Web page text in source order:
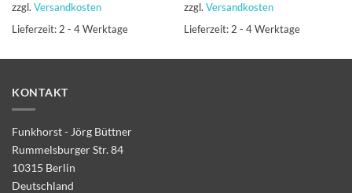
zzgl. Versandkosten
Lieferzeit:2 - 4 Werktage
zzgl. Versandkosten
Lieferzeit:2 - 4 Werktage
KONTAKT
Funkhorst - Jörg Büttner
Rummelsburger Str. 84
10315 Berlin
Deutschland